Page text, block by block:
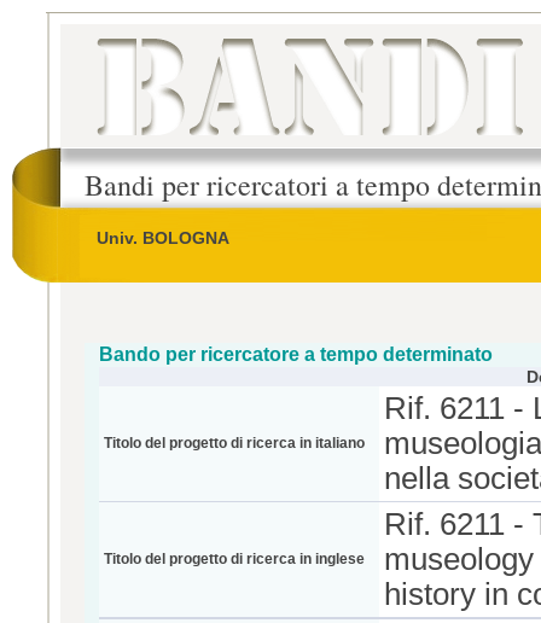
Bandi per ricercatori a tempo
Univ. BOLOGNA
Bando per ricercatore a tempo determinato
Titolo del progetto di ricerca in italiano
Rif. 6211 -
nella
Titolo del progetto di ricerca in inglese
Rif. 6211 -
history in